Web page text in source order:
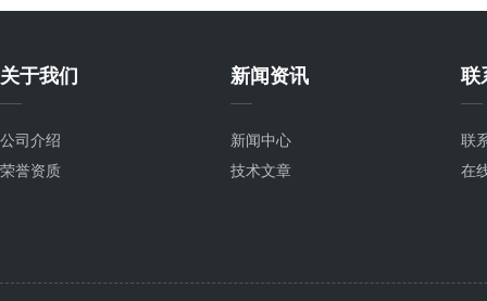
关于我们
公司介绍
荣誉资质
新闻资讯
新闻中心
技术文章
联
联
在